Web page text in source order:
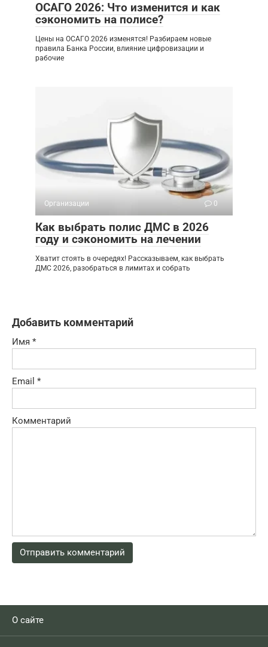
ОСАГО 2026: Что изменится и как
сэкономить на полисе?
Цены на ОСАГО 2026 изменятся! Разбираем новые
правила Банка России, влияние цифровизации и
рабочие
Организации 0
Как выбрать полис ДМС в 2026
году и сэкономить на лечении
Хватит стоять в очередях! Рассказываем, как выбрать
ДМС 2026, разобраться в лимитах и собрать
Добавить комментарий
Имя *
Email *
Комментарий
О сайте